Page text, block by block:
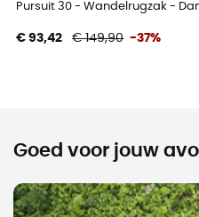
Pursuit 30 - Wandelrugzak -
€ 93,42 € 149,90 -37%
Goed voor jouw